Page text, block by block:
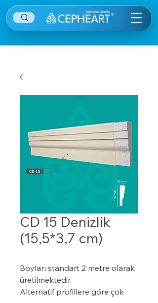
CD 15 Denizlik
(15,5*3,7 cm)
Boyları standart 2 metre olarak
üretilmektedir.
Alternatif profillere göre çok